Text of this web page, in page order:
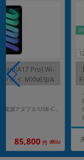
Pro) Wi-
グレイ MXN63J/A
付属品: 箱/20W USB-C電源アダプタ/USB-C充電ケーブル(1m)/マニュアル
85,800 円 (税込)